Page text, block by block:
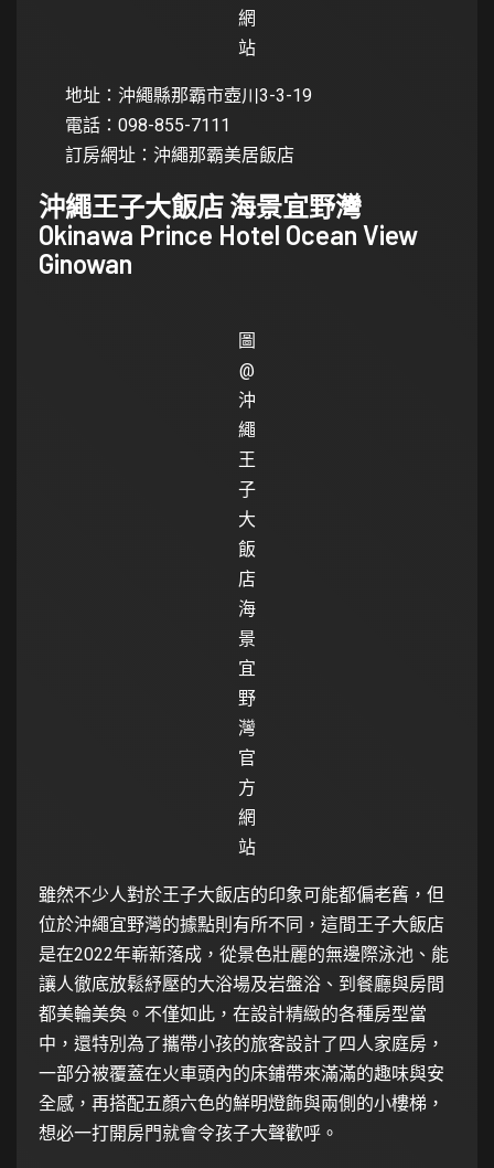
網
站
地址：沖繩縣那霸市壺川3-3-19
電話：098-855-7111
訂房網址： 沖繩那霸美居飯店
沖繩王子大飯店 海景宜野灣
Okinawa Prince Hotel Ocean View
Ginowan
圖
@
沖
繩
王
子
大
飯
店
海
景
宜
野
灣
官
方
網
站
雖然不少人對於王子大飯店的印象可能都偏老舊，但
位於沖繩宜野灣的據點則有所不同，這間王子大飯店
是在2022年嶄新落成，從景色壯麗的無邊際泳池、能
讓人徹底放鬆紓壓的大浴場及岩盤浴、到餐廳與房間
都美輪美奐。不僅如此，在設計精緻的各種房型當
中，還特別為了攜帶小孩的旅客設計了四人家庭房，
一部分被覆蓋在火車頭內的床鋪帶來滿滿的趣味與安
全感，再搭配五顏六色的鮮明燈飾與兩側的小樓梯，
想必一打開房門就會令孩子大聲歡呼。